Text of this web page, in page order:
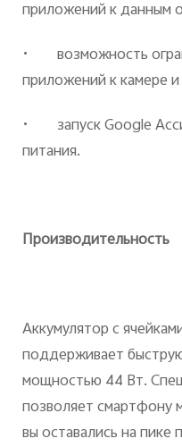
приложений к данным
• возможность
приложений к камере
• запуск Google
питания.
Производительность
Аккумулятор с
поддерживает
мощностью 44 Вт.
позволяет смартфону
вы оставались на